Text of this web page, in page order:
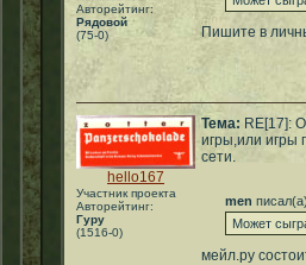
Авторейтинг:
Рядовой
(75-0)
Пишите в
hello167
Участник проекта
Авторейтинг:
Гуру
(1516-0)
Тема: RE[17]:
игры,или игры
сети.
men
Может
мейл.ру